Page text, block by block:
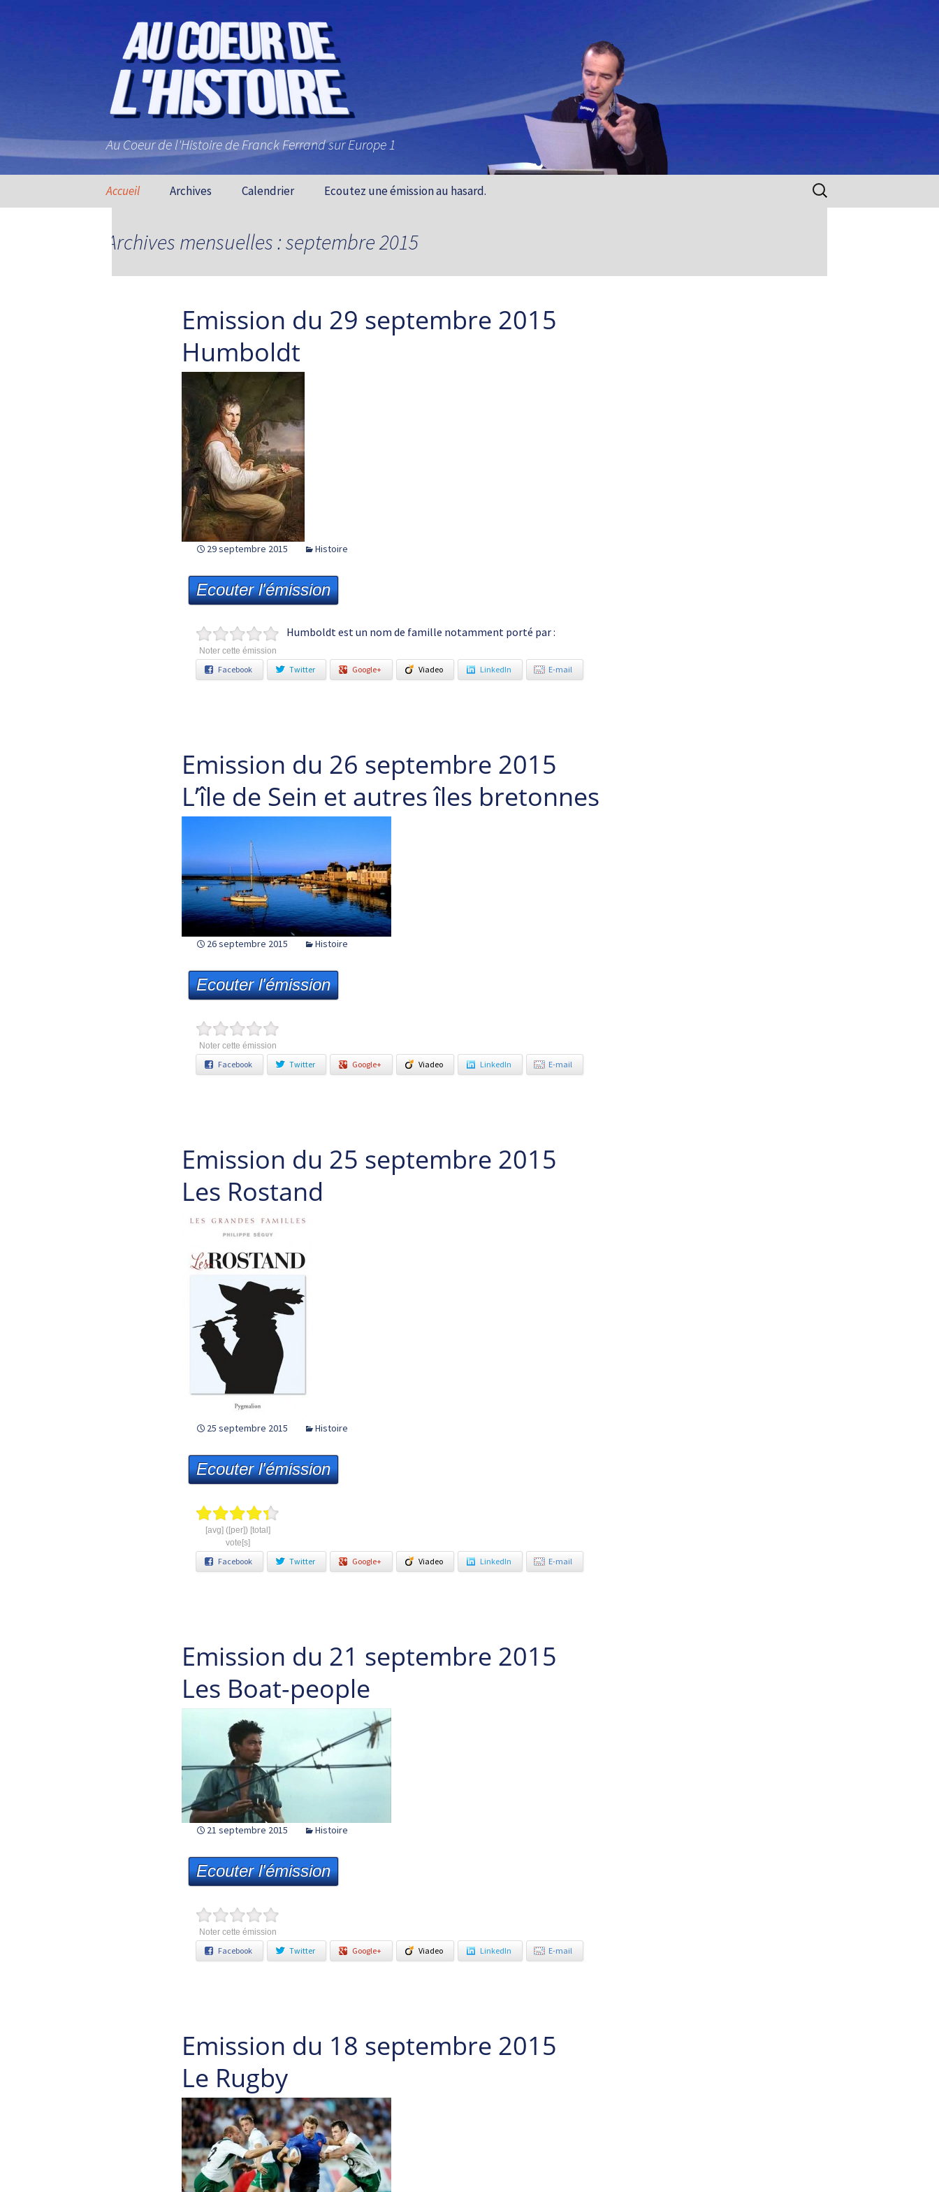
Au Coeur de l'Histoire de Franck Ferrand sur Europe 1
Aller au contenu principal
Accueil Archives Calendrier Ecoutez une émission au hasard. Rechercher :
Archives mensuelles : septembre 2015
Emission du 29 septembre 2015
Humboldt
29 septembre 2015 Histoire
Ecouter l'émission
Noter cette émission
Humboldt est un nom de famille notamment porté par :
Facebook Twitter Google+ Viadeo LinkedIn E-mail
Emission du 26 septembre 2015
L’île de Sein et autres îles bretonnes
26 septembre 2015 Histoire
Ecouter l'émission
Noter cette émission
Facebook Twitter Google+ Viadeo LinkedIn E-mail
Emission du 25 septembre 2015
Les Rostand
25 septembre 2015 Histoire
Ecouter l'émission
[avg] ([per]) [total]
vote[s]
Facebook Twitter Google+ Viadeo LinkedIn E-mail
Emission du 21 septembre 2015
Les Boat-people
21 septembre 2015 Histoire
Ecouter l'émission
Noter cette émission
Facebook Twitter Google+ Viadeo LinkedIn E-mail
Emission du 18 septembre 2015
Le Rugby